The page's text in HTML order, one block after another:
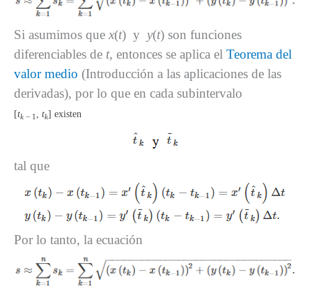
Si asumimos que x(t) y y(t) son funciones
diferenciables de t, entonces se aplica el Teorema del
valor medio (Introducción a las aplicaciones de las
derivadas), por lo que en cada subintervalo
[tk − 1 tk] existen
tal que
Por lo tanto, la ecuación